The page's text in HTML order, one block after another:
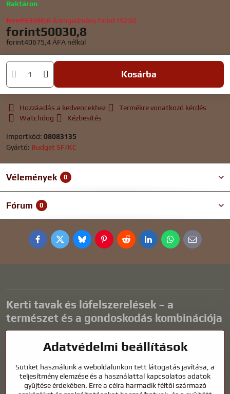
Raktáron
forint69280,8 Árengedményforint19250
forint50030,8
forint40675,4 ÁFA nélkül
Kosárba
Hozzáadás a kedvencekhez
Termékre vonatkozó kérdés
Watchdog
Kézbesítés
Importkód: 08083135
Gyártó: Budget SF/KC
Vélemények 0
Fórum 0
FacebookTwitterBlueskyPinterestRedditLinkedInWhatsApp
E-
mail
Kerti tavak és lófelszerelések – a
természet és a gondoskodás kombinációja
harmonikus környezetet teremtenek a kikapcsolódáshoz és a vízi
karbantartás kulcsfontosságú a tiszta vízhez és az egészséges
tóhoz egész évben. Ugyanilyen fontos az életünk részét képező
állatok gondozása is.
Adatvédelmi beállítások
Sütiket használunk a weboldalunkon tett látogatás javítása, a
teljesítmény elemzése és a használattal kapcsolatos adatok
gyűjtése érdekében. Erre a célra harmadik féltől származó